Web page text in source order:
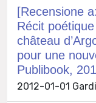
[Recensione
Récit
château
pour une
Publibook,
2012-01-01